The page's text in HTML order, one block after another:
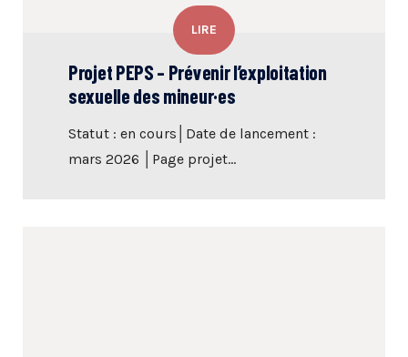
LIRE
Projet PEPS – Prévenir l’exploitation
sexuelle des mineur·es
Statut : en cours│Date de lancement :
mars 2026 │Page projet...